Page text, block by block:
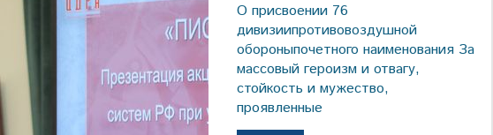
О присвоении 76
дивизиипротивовоздушной
обороныпочетного наименования За
массовый героизм и отвагу,
стойкость и мужество,
проявленные